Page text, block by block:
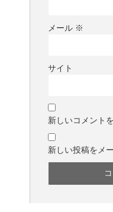
メール ※
サイト
新しいコメント
新しい投稿をメ